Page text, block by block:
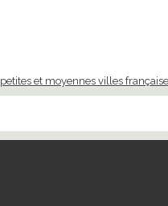
et moyennes villes